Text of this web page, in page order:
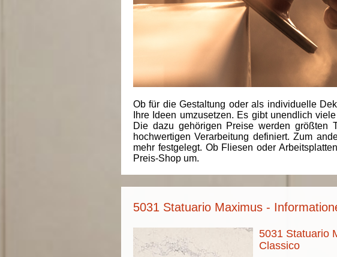
Ob für die Gestaltung oder als individuelle
Ihre Ideen umzusetzen. Es gibt unendlich
Die dazu gehörigen Preise werden größten
hochwertigen Verarbeitung definiert. Zum
mehr festgelegt. Ob Fliesen oder
Preis-Shop um.
5031 Statuario Maximus -
5031 Statuario
Classico